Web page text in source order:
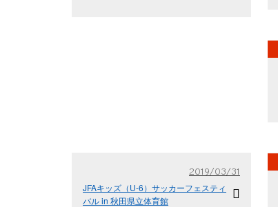
2019/03/31
JFAキッズ（U-6）サッカーフェスティ
バル in 秋田県立体育館